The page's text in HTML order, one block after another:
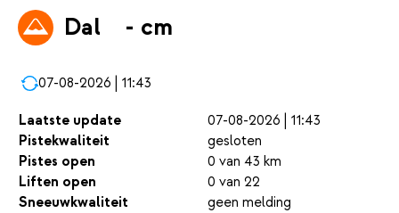
Dal
- cm
07-08-2026 | 11:43
Laatste update
07-08-2026 | 11:43
Pistekwaliteit
gesloten
Pistes open
0 van 43 km
Liften open
0 van 22
Sneeuwkwaliteit
geen melding